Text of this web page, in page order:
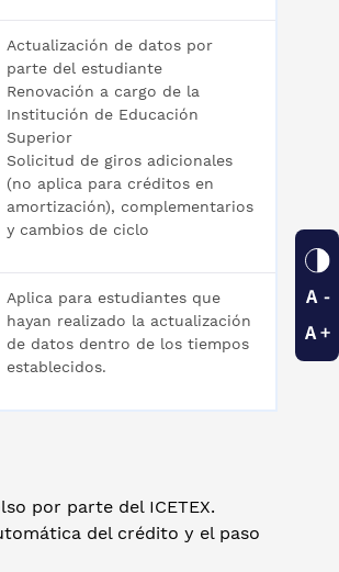
Actualización de datos por
parte del estudiante
Renovación a cargo de la
Institución de Educación
Superior
Solicitud de giros adicionales
(no aplica para créditos en
amortización), complementarios
y cambios de ciclo
Aplica para estudiantes que
hayan realizado la actualización
de datos dentro de los tiempos
establecidos.
por parte del ICETEX.
del crédito y el paso